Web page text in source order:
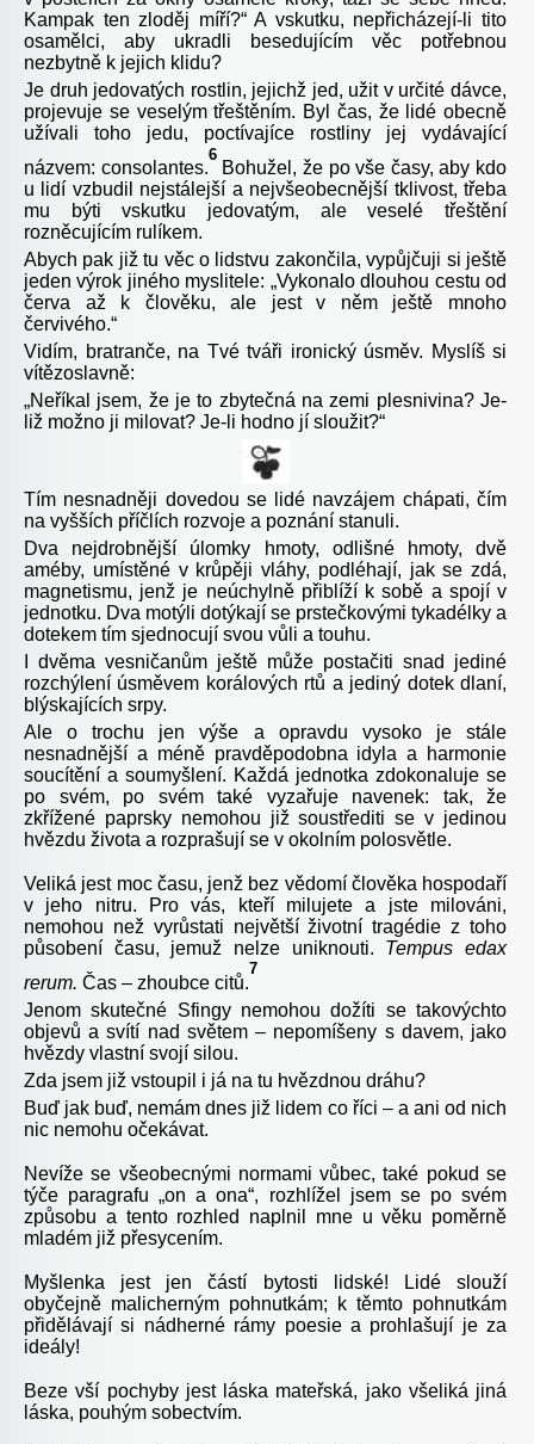
Kampak ten zloděj míří?“ A vskutku, nepřicházejí-li tito
osamělci, aby ukradli besedujícím věc potřebnou
nezbytně k jejich klidu?
Je druh jedovatých rostlin, jejichž jed, užit v určité dávce,
projevuje se veselým třeštěním. Byl čas, že lidé obecně
užívali toho jedu, poctívajíce rostliny jej vydávající
názvem: consolantes.
6
Bohužel, že po vše časy, aby kdo
u lidí vzbudil nejstálejší a nejvšeobecnější tklivost, třeba
mu býti vskutku jedovatým, ale veselé třeštění
rozněcujícím rulíkem.
Abych pak již tu věc o lidstvu zakončila, vypůjčuji si ještě
jeden výrok jiného myslitele: „Vykonalo dlouhou cestu od
červa až k člověku, ale jest v něm ještě mnoho
červivého.“
Vidím, bratranče, na Tvé tváři ironický úsměv. Myslíš si
vítězoslavně:
„Neříkal jsem, že je to zbytečná na zemi plesnivina? Je-
liž možno ji milovat? Je-li hodno jí sloužit?“
Tím nesnadněji dovedou se lidé navzájem chápati, čím
na vyšších příčlích rozvoje a poznání stanuli.
Dva nejdrobnější úlomky hmoty, odlišné hmoty, dvě
améby, umístěné v krůpěji vláhy, podléhají, jak se zdá,
magnetismu, jenž je neúchylně přiblíží k sobě a spojí v
jednotku. Dva motýli dotýkají se prstečkovými tykadélky a
dotekem tím sjednocují svou vůli a touhu.
I dvěma vesničanům ještě může postačiti snad jediné
rozchýlení úsměvem korálových rtů a jediný dotek dlaní,
blýskajících srpy.
Ale o trochu jen výše a opravdu vysoko je stále
nesnadnější a méně pravděpodobna idyla a harmonie
soucítění a soumyšlení. Každá jednotka zdokonaluje se
po svém, po svém také vyzařuje navenek: tak, že
zkřížené paprsky nemohou již soustřediti se v jedinou
hvězdu života a rozprašují se v okolním polosvětle.
Veliká jest moc času, jenž bez vědomí člověka hospodaří
v jeho nitru. Pro vás, kteří milujete a jste milováni,
nemohou než vyrůstati největší životní tragédie z toho
působení času, jemuž nelze uniknouti. Tempus edax
rerum. Čas – zhoubce citů.
7
Jenom skutečné Sfingy nemohou dožíti se takovýchto
objevů a svítí nad světem – nepomíšeny s davem, jako
hvězdy vlastní svojí silou.
Zda jsem již vstoupil i já na tu hvězdnou dráhu?
Buď jak buď, nemám dnes již lidem co říci – a ani od nich
nic nemohu očekávat.
Nevíže se všeobecnými normami vůbec, také pokud se
týče paragrafu „on a ona“, rozhlížel jsem se po svém
způsobu a tento rozhled naplnil mne u věku poměrně
mladém již přesycením.
Myšlenka jest jen částí bytosti lidské! Lidé slouží
obyčejně malicherným pohnutkám; k těmto pohnutkám
přidělávají si nádherné rámy poesie a prohlašují je za
ideály!
Beze vší pochyby jest láska mateřská, jako všeliká jiná
láska, pouhým sobectvím.